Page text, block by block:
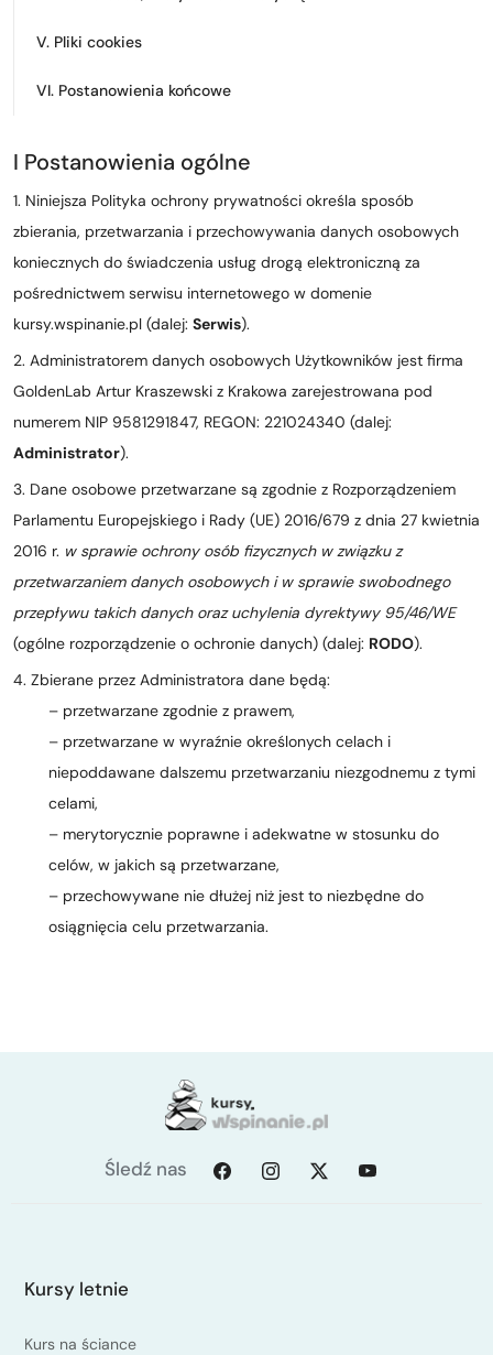
V. Pliki cookies
VI. Postanowienia końcowe
I Postanowienia ogólne
1. Niniejsza Polityka ochrony prywatności określa sposób
zbierania, przetwarzania i przechowywania danych osobowych
koniecznych do świadczenia usług drogą elektroniczną za
pośrednictwem serwisu internetowego w domenie
kursy.wspinanie.pl (dalej: Serwis).
2. Administratorem danych osobowych Użytkowników jest firma
GoldenLab Artur Kraszewski z Krakowa zarejestrowana pod
numerem NIP 9581291847, REGON: 221024340 (dalej:
Administrator).
3. Dane osobowe przetwarzane są zgodnie z Rozporządzeniem
Parlamentu Europejskiego i Rady (UE) 2016/679 z dnia 27 kwietnia
2016 r. w sprawie ochrony osób fizycznych w związku z
przetwarzaniem danych osobowych i w sprawie swobodnego
przepływu takich danych oraz uchylenia dyrektywy 95/46/WE
(ogólne rozporządzenie o ochronie danych) (dalej: RODO).
4. Zbierane przez Administratora dane będą:
– przetwarzane zgodnie z prawem,
– przetwarzane w wyraźnie określonych celach i
niepoddawane dalszemu przetwarzaniu niezgodnemu z tymi
celami,
– merytorycznie poprawne i adekwatne w stosunku do
celów, w jakich są przetwarzane,
– przechowywane nie dłużej niż jest to niezbędne do
osiągnięcia celu przetwarzania.
Śledź nas
Kursy letnie
Kurs na ściance
Zimowy kurs taternicki